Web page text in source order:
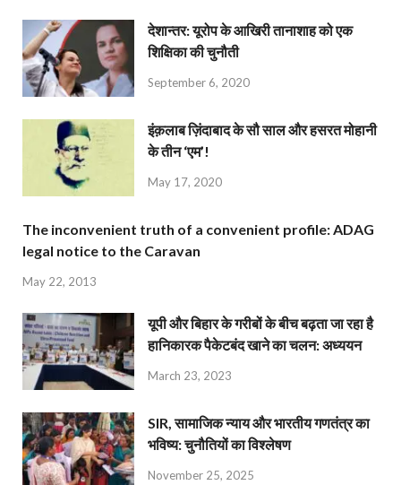
देशान्‍तर: यूरोप के आखिरी तानाशाह को एक
शिक्षिका की चुनौती
September 6, 2020
इंक़लाब ज़िंदाबाद के सौ साल और हसरत मोहानी
के तीन ‘एम’!
May 17, 2020
The inconvenient truth of a convenient profile: ADAG
legal notice to the Caravan
May 22, 2013
यूपी और बिहार के गरीबों के बीच बढ़ता जा रहा है
हानिकारक पैकेटबंद खाने का चलन: अध्ययन
March 23, 2023
SIR, सामाजिक न्याय और भारतीय गणतंत्र का
भविष्य: चुनौतियों का विश्लेषण
November 25, 2025